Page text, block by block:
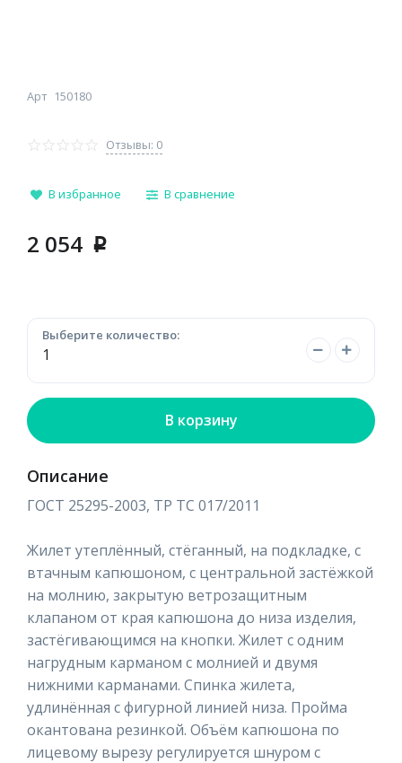
Арт 150180
Отзывы: 0
В избранное В сравнение
2 054 p
Выберите количество:
В корзину
Описание
ГОСТ 25295-2003, ТР ТС 017/2011
Жилет утеплённый, стёганный, на подкладке, с
втачным капюшоном, с центральной застёжкой
на молнию, закрытую ветрозащитным
клапаном от края капюшона до низа изделия,
застёгивающимся на кнопки. Жилет с одним
нагрудным карманом с молнией и двумя
нижними карманами. Спинка жилета,
удлинённая с фигурной линией низа. Пройма
окантована резинкой. Объём капюшона по
лицевому вырезу регулируется шнуром с